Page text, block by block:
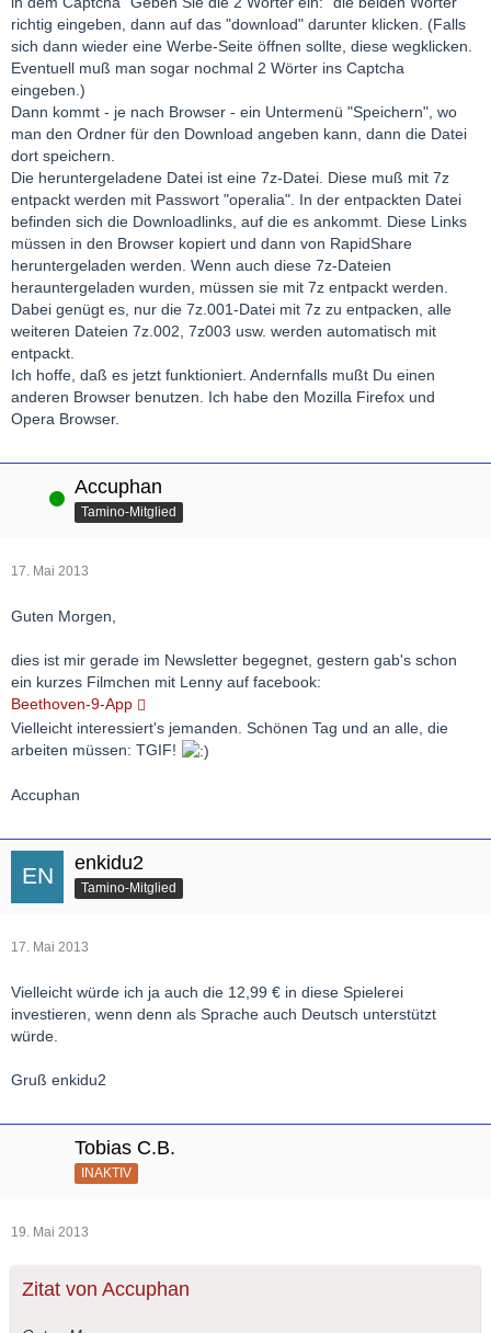
richtig eingeben, dann auf das "download" darunter klicken. (Falls
sich dann wieder eine Werbe-Seite öffnen sollte, diese wegklicken.
Eventuell muß man sogar nochmal 2 Wörter ins Captcha
eingeben.)
Dann kommt - je nach Browser - ein Untermenü "Speichern", wo
man den Ordner für den Download angeben kann, dann die Datei
dort speichern.
Die heruntergeladene Datei ist eine 7z-Datei. Diese muß mit 7z
entpackt werden mit Passwort "operalia". In der entpackten Datei
befinden sich die Downloadlinks, auf die es ankommt. Diese Links
müssen in den Browser kopiert und dann von RapidShare
heruntergeladen werden. Wenn auch diese 7z-Dateien
herauntergeladen wurden, müssen sie mit 7z entpackt werden.
Dabei genügt es, nur die 7z.001-Datei mit 7z zu entpacken, alle
weiteren Dateien 7z.002, 7z003 usw. werden automatisch mit
entpackt.
Ich hoffe, daß es jetzt funktioniert. Andernfalls mußt Du einen
anderen Browser benutzen. Ich habe den Mozilla Firefox und
Opera Browser.
Online Accuphan
Tamino-Mitglied
17. Mai 2013
Guten Morgen,
dies ist mir gerade im Newsletter begegnet, gestern gab's schon
ein kurzes Filmchen mit Lenny auf facebook:
Beethoven-9-App
Vielleicht interessiert's jemanden. Schönen Tag und an alle, die
arbeiten müssen: TGIF!
Accuphan
enkidu2
Tamino-Mitglied
17. Mai 2013
Vielleicht würde ich ja auch die 12,99 € in diese Spielerei
investieren, wenn denn als Sprache auch Deutsch unterstützt
würde.
Gruß enkidu2
Tobias C.B.
INAKTIV
19. Mai 2013
Zitat von Accuphan